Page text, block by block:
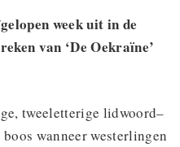
week uit in de
van ‘De Oekraïne’
tweeletterige lidwoord–
boos wanneer westerlingen